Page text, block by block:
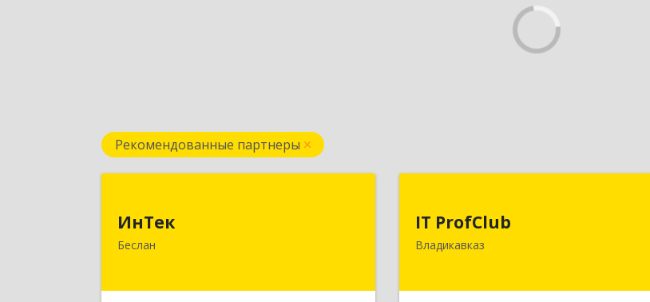
Рекомендованные партнеры
ИнТек
Беслан
IT ProfClub
Владикавказ
Респ, Владикавказ г, Международная